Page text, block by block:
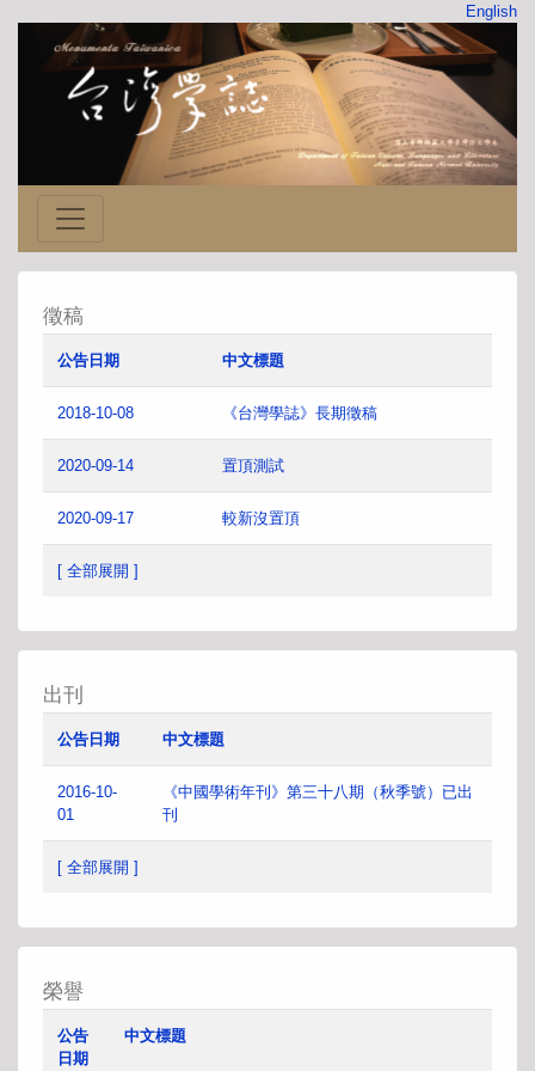
English
徵稿
公告日期 中文標題
2018-10-08 《台灣學誌》長期徵稿
2020-09-14 置頂測試
2020-09-17 較新沒置頂
[ 全部展開 ]
出刊
公告日期 中文標題
2016-10-
01
《中國學術年刊》第三十八期（秋季號）已出
刊
[ 全部展開 ]
榮譽
公告
日期
中文標題